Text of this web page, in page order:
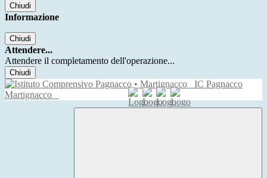
Chiudi
Informazione
Chiudi
Attendere...
Attendere il completamento dell'operazione...
Chiudi
IC Pagnacco
Martignacco